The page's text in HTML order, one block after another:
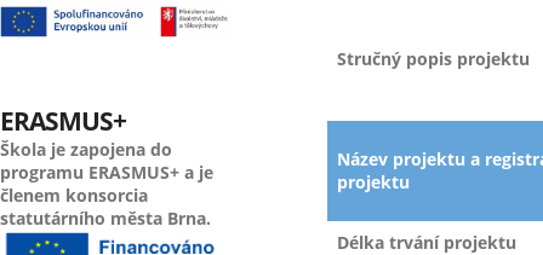
ERASMUS+
Škola je zapojena do
programu ERASMUS+ a je
členem konsorcia
statutárního města Brna.
Stručný popis projektu
Název projektu a
projektu
Délka trvání projektu